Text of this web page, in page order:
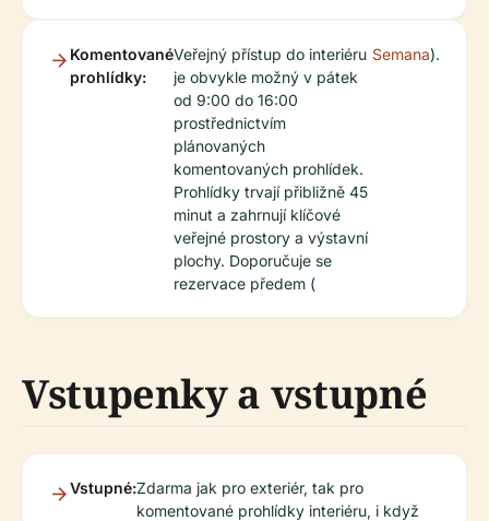
Komentované
prohlídky:
Veřejný přístup do interiéru
je obvykle možný v pátek
od 9:00 do 16:00
prostřednictvím
plánovaných
komentovaných prohlídek.
Prohlídky trvají přibližně 45
minut a zahrnují klíčové
veřejné prostory a výstavní
plochy. Doporučuje se
rezervace předem (
Semana).
Vstupenky a vstupné
Vstupné:Zdarma jak pro exteriér, tak pro
komentované prohlídky interiéru, i když